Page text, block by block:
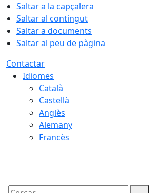
Saltar a la capçalera
Saltar al contingut
Saltar a documents
Saltar al peu de pàgina
Contactar
Idiomes
Català
Castellà
Anglès
Alemany
Francès